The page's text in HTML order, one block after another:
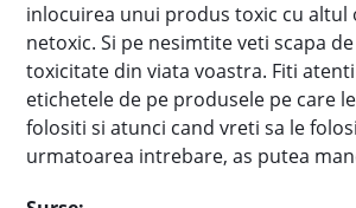
inlocuirea unui produs toxic cu altul
netoxic. Si pe nesimtite veti scapa
toxicitate din viata voastra. Fiti
etichetele de pe produsele pe care
folositi si atunci cand vreti sa le
urmatoarea intrebare, as putea